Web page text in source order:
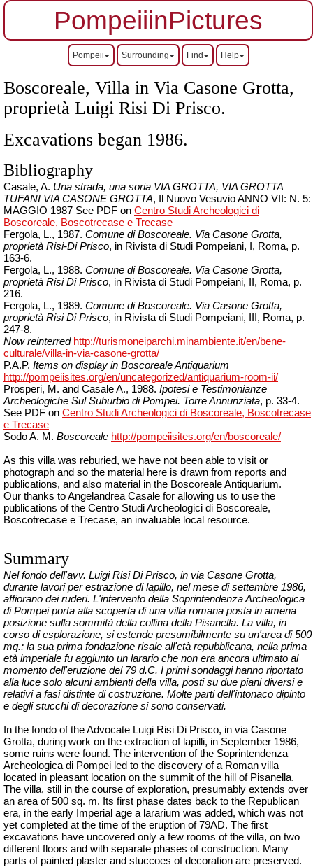
PompeiiinPictures
Pompeii Surrounding Find Help
Boscoreale, Villa in Via Casone Grotta,
proprietà Luigi Risi Di Prisco.
Excavations began 1986.
Bibliography
Casale, A. Una strada, una soria VIA GROTTA, VIA GROTTA
TUFANI VIA CASONE GROTTA, Il Nuovo Vesuvio ANNO VII: N. 5:
MAGGIO 1987 See PDF on Centro Studi Archeologici di
Boscoreale, Boscotrecase e Trecase
Fergola, L., 1987. Comune di Boscoreale. Via Casone Grotta,
proprietà Risi-Di Prisco, in Rivista di Studi Pompeiani, I, Roma, p.
163-6.
Fergola, L., 1988. Comune di Boscoreale. Via Casone Grotta,
proprietà Risi Di Prisco, in Rivista di Studi Pompeiani, II, Roma, p.
216.
Fergola, L., 1989. Comune di Boscoreale. Via Casone Grotta,
proprietà Risi Di Prisco, in Rivista di Studi Pompeiani, III, Roma, p.
247-8.
Now reinterred http://turismoneiparchi.minambiente.it/en/bene-
culturale/villa-in-via-casone-grotta/
P.A.P. Items on display in Boscoreale Antiquarium
http://pompeiisites.org/en/uncategorized/antiquarium-room-ii/
Prosperi, M. and Casale A., 1988. Ipotesi e Testimonianze
Archeologiche Sul Suburbio di Pompei. Torre Annunziata, p. 33-4.
See PDF on Centro Studi Archeologici di Boscoreale, Boscotrecase
e Trecase
Sodo A. M. Boscoreale http://pompeiisites.org/en/boscoreale/
As this villa was reburied, we have not been able to visit or
photograph and so the material here is drawn from reports and
publications, and also material in the Boscoreale Antiquarium.
Our thanks to Angelandrea Casale for allowing us to use the
publications of the Centro Studi Archeologici di Boscoreale,
Boscotrecase e Trecase, an invaluable local resource.
Summary
Nel fondo dell'avv. Luigi Risi Di Prisco, in via Casone Grotta,
durante lavori per estrazione di lapillo, nel mese di settembre 1986,
affiorano dei ruderi. L'intervento della Soprintendenza Archeologica
di Pompei porta alla scoperta di una villa romana posta in amena
posizione sulla sommità della collina della Pisanella. La villa, in
corso di esplorazione, si estende presumibilmente su un'area di 500
mq.; la sua prima fondazione risale all'età repubblicana, nella prima
età imperiale fu aggiunto un larario che non era ancora ultimato al
momento dell'eruzione del 79 d.C. I primi sondaggi hanno riportato
alla luce solo alcuni ambienti della villa, posti su due piani diversi e
relativi a fasi distinte di costruzione. Molte parti dell'intonaco dipinto
e degli stucchi di decorazione si sono conservati.
In the fondo of the Advocate Luigi Risi Di Prisco, in via Casone
Grotta, during work on the extraction of lapilli, in September 1986,
some ruins were found. The intervention of the Soprintendenza
Archeologica di Pompei led to the discovery of a Roman villa
located in pleasant location on the summit of the hill of Pisanella.
The villa, still in the course of exploration, presumably extends over
an area of 500 sq. m. Its first phase dates back to the Republican
era, in the early Imperial age a lararium was added, which was not
yet completed at the time of the eruption of 79AD. The first
excavations have uncovered only a few rooms of the villa, on two
different floors and with separate phases of construction. Many
parts of painted plaster and stuccoes of decoration are preserved.